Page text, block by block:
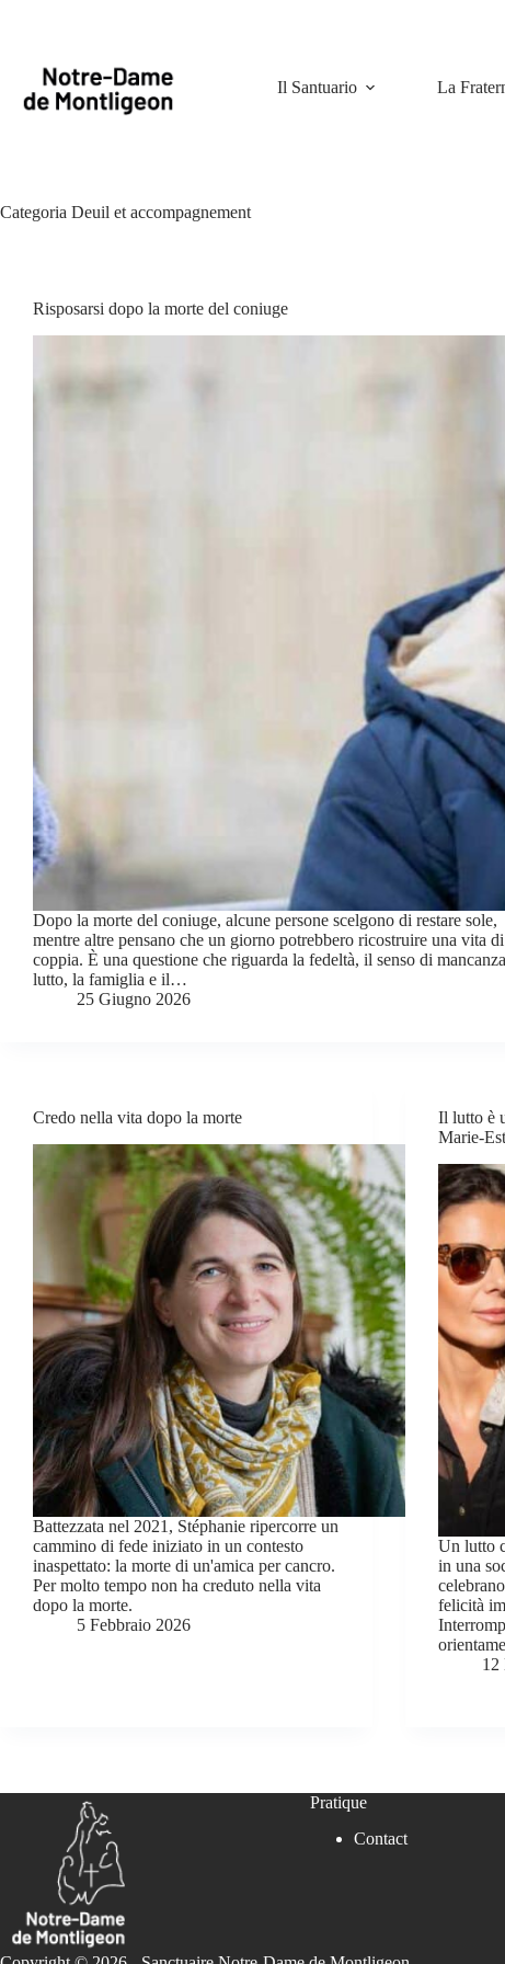
Il Santuario La
Categoria Deuil et accompagnement
Risposarsi dopo la morte del coniuge
Dopo la morte del coniuge, alcune persone scelgono di restare sole,
mentre altre pensano che un giorno potrebbero ricostruire una vita di
coppia. È una questione che riguarda la fedeltà, il senso di
lutto, la famiglia e il…
25 Giugno 2026
Credo nella vita dopo la morte
Battezzata nel 2021, Stéphanie ripercorre un
cammino di fede iniziato in un contesto
inaspettato: la morte di un'amica per cancro.
Per molto tempo non ha creduto nella vita
dopo la morte.
5 Febbraio 2026
Il lutto è
Marie-
Un lutto
in una
felicità
12
Pratique
Contact